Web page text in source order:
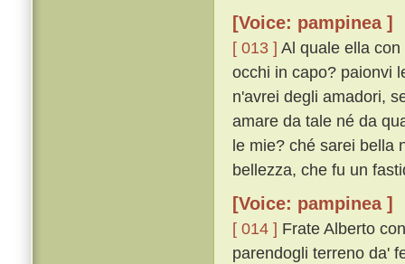
[Voice: pampinea ]
[ 013 ] Al quale ella
occhi in capo? paionvi
n'avrei degli amadori,
amare da tale né da
le mie? ché sarei bella
bellezza, che fu un
[Voice: pampinea ]
[ 014 ] Frate Alberto
parendogli terreno da'